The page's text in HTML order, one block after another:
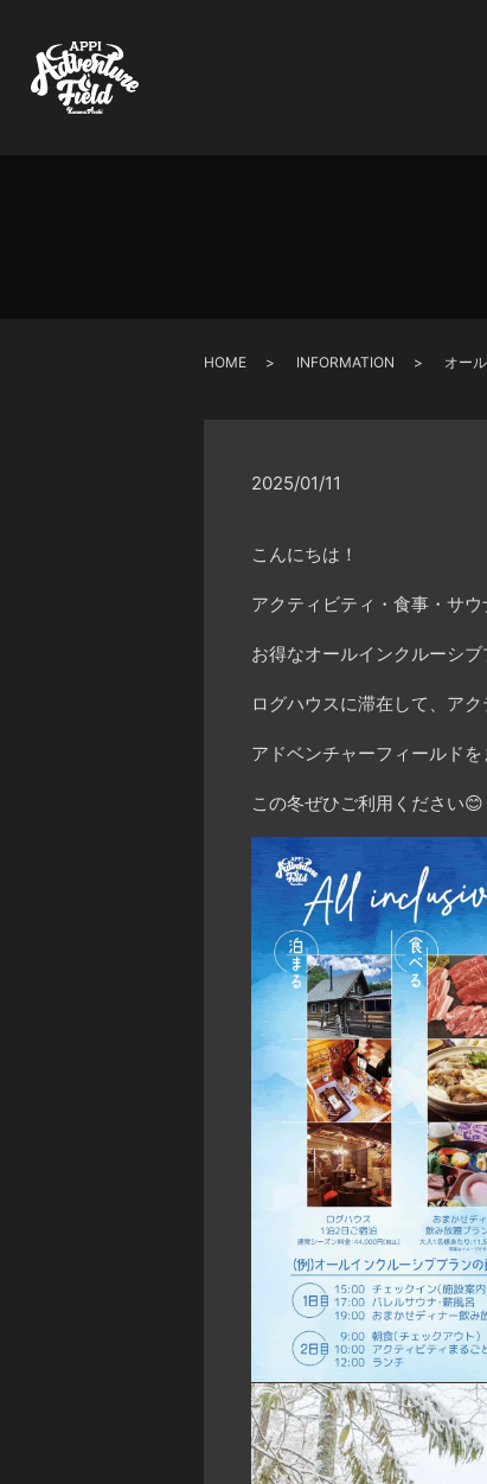
HOME INFORMATION オー
2025/01/11
こんにちは！
アクティビティ・食事・サ
お得なオールインクルーシブ
ログハウスに滞在して、ア
アドベンチャーフィールド
この冬ぜひご利用ください😊